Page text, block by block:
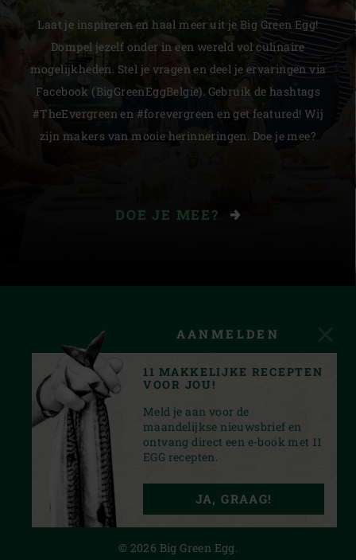
Laat je inspireren en haal meer uit je Big Green Egg!
Dompel jezelf onder in een wereld vol culinaire
mogelijkheden. Stel je vragen en deel je ervaringen via
Facebook (BigGreenEggBelgie). Gebruik de hashtags
#TheEvergreen en #forevergreen en get featured! Wij
zijn makers van mooie herinneringen. Doe je mee?
DOE JE MEE?
PRIVACY STATEMENT
© 2026 Big Green Egg.
AANMELDEN
11 MAKKELIJKE RECEPTEN
VOOR JOU!
Meld je aan voor de
maandelijkse nieuwsbrief en
ontvang direct een e-book met 11
EGG recepten.
JA, GRAAG!